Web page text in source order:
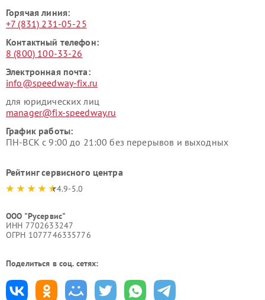
Горячая линия:
+7 (831) 231-05-25
Контактный телефон:
8 (800) 100-33-26
Электронная почта:
info@speedway-fix.ru
для юридических лиц
manager@fix-speedway.ru
График работы:
ПН-ВСК с 9:00 до 21:00 без перерывов и выходных
Рейтинг сервисного центра
4.9-5.0
ООО "Русервис"
ИНН 7702633247
ОГРН 1077746335776
Поделиться в соц. сетях: